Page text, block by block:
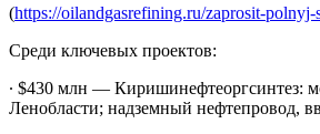
(https://oilandgasrefining.ru/zaprosit-
Среди ключевых проектов:
∙ $430 млн — Киришинефтеоргсинтез:
Ленобласти; надземный нефтепровод,